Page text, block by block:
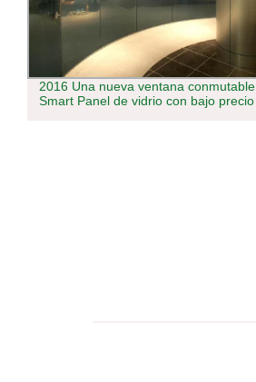
2016 Una nueva ventana conmutable
Smart Panel de vidrio con bajo precio